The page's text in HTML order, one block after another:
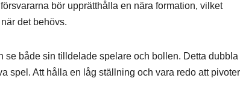
bör upprätthålla en nära formation, vilket
det behövs.
se både sin tilldelade spelare och bollen. Detta dubbla
spel. Att hålla en låg ställning och vara redo att